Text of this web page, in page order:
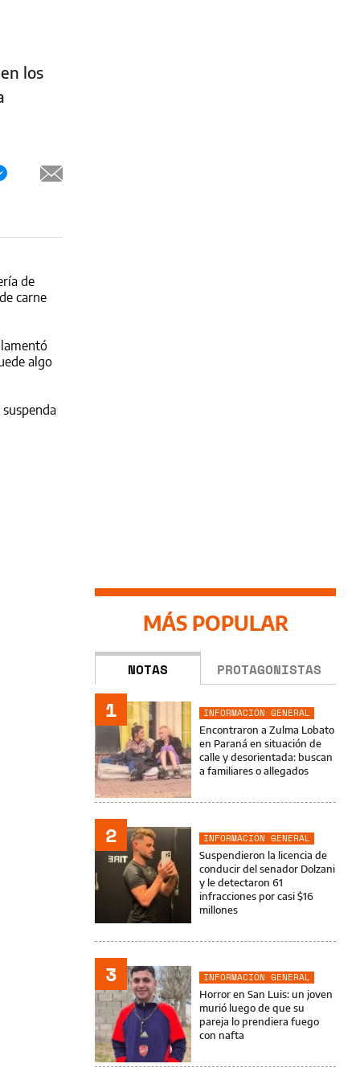
los
de
carne
algo
MÁS POPULAR
NOTAS PROTAGONISTAS
1
INFORMACIÓN GENERAL
Encontraron a Zulma Lobato
en Paraná en situación de
calle y desorientada: buscan
a familiares o allegados
2
INFORMACIÓN GENERAL
Suspendieron la licencia de
conducir del senador Dolzani
y le detectaron 61
infracciones por casi $16
millones
3
INFORMACIÓN GENERAL
Horror en San Luis: un joven
murió luego de que su
pareja lo prendiera fuego
con nafta